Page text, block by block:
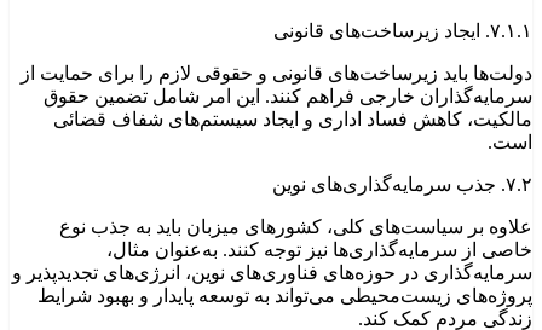
۷.۱.۱. ایجاد زیرساخت‌های قانونی
دولت‌ها باید زیرساخت‌های قانونی و حقوقی لازم را برای حمایت از
سرمایه‌گذاران خارجی فراهم کنند. این امر شامل تضمین حقوق
مالکیت، کاهش فساد اداری و ایجاد سیستم‌های شفاف قضائی
است.
۷.۲. جذب سرمایه‌گذاری‌های نوین
علاوه بر سیاست‌های کلی، کشورهای میزبان باید به جذب نوع
خاصی از سرمایه‌گذاری‌ها نیز توجه کنند. به‌عنوان مثال،
سرمایه‌گذاری در حوزه‌های فناوری‌های نوین، انرژی‌های تجدیدپذیر و
پروژه‌های زیست‌محیطی می‌تواند به توسعه پایدار و بهبود شرایط
زندگی مردم کمک کند.